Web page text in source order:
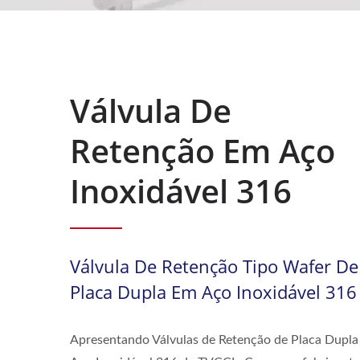
Válvula De
Retenção Em Aço
Inoxidável 316
Válvula De Retenção Tipo Wafer De
Placa Dupla Em Aço Inoxidável 316
Apresentando Válvulas de Retenção de Placa